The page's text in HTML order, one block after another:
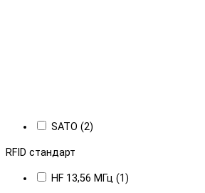
SATO (2)
RFID стандарт
HF 13,56 МГц (1)